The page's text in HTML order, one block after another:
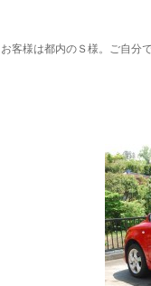
お客様は都内のＳ様。ご自分